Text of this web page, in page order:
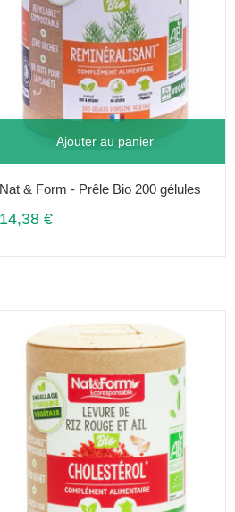
Ajouter au panier
Nat & Form - Prêle Bio 200 gélules
14,38 €